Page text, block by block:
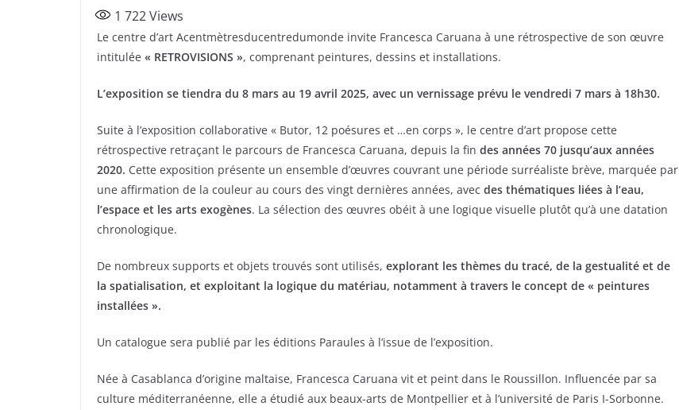
c
e
o
o
k
itt
er
ta
g
1 722Views
Le centre d’art Acentmètresducentredumonde invite Francesca Caruana à une rétrospective de son œuvre
intitulée « RETROVISIONS », comprenant peintures, dessins et installations.
L’exposition se tiendra du 8 mars au 19 avril 2025, avec un vernissage prévu le vendredi 7 mars à 18h30.
Suite à l’exposition collaborative « Butor, 12 poésures et …en corps », le centre d’art propose cette
rétrospective retraçant le parcours de Francesca Caruana, depuis la fin des années 70 jusqu’aux années
2020. Cette exposition présente un ensemble d’œuvres couvrant une période surréaliste brève, marquée par
une affirmation de la couleur au cours des vingt dernières années, avec des thématiques liées à l’eau,
l’espace et les arts exogènes. La sélection des œuvres obéit à une logique visuelle plutôt qu’à une datation
chronologique.
De nombreux supports et objets trouvés sont utilisés, explorant les thèmes du tracé, de la gestualité et de
la spatialisation, et exploitant la logique du matériau, notamment à travers le concept de « peintures
installées ».
Un catalogue sera publié par les éditions Paraules à l’issue de l’exposition.
Née à Casablanca d’origine maltaise, Francesca Caruana vit et peint dans le Roussillon. Influencée par sa
culture méditerranéenne, elle a étudié aux beaux-arts de Montpellier et à l’université de Paris I-Sorbonne.